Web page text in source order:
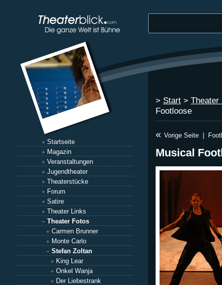
Startseite
Magazin
Veranstaltungen
Jugendtheater
Theaterstücke
Forum
Satire
Theater Links
Theater Fotos
Carmen Brunner
Monte Carlo
Stefan Zoltan
King Lear
Onkel Wanja
Der Liebestrank
> Start > Theater
Footloose
« Vorige Seite
Musical